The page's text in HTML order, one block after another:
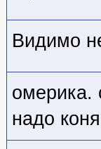
Видимо
омерика.
надо